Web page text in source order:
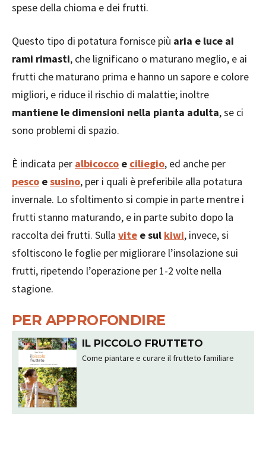
spese della chioma e dei frutti.
Questo tipo di potatura fornisce più aria e luce ai
rami rimasti, che lignificano o maturano meglio, e ai
frutti che maturano prima e hanno un sapore e colore
migliori, e riduce il rischio di malattie; inoltre
mantiene le dimensioni nella pianta adulta, se ci
sono problemi di spazio.
È indicata per albicocco e ciliegio, ed anche per
pesco esusino, per i quali è preferibile alla potatura
invernale. Lo sfoltimento si compie in parte mentre i
frutti stanno maturando, e in parte subito dopo la
raccolta dei frutti. Sulla vite e sul kiwi, invece, si
sfoltiscono le foglie per migliorare l’insolazione sui
frutti, ripetendo l’operazione per 1-2 volte nella
stagione.
PER APPROFONDIRE
IL PICCOLO FRUTTETO
Come piantare e curare il frutteto familiare